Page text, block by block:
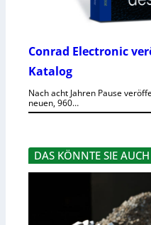
Conrad Electronic
Katalog
Nach acht Jahren Pause
neuen, 960…
DAS KÖNNTE SIE AUCH